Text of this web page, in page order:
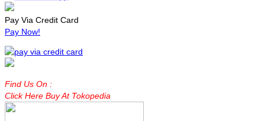
Pay Via Credit Card
Pay Now!
Find Us On :
Click Here Buy At Tokopedia